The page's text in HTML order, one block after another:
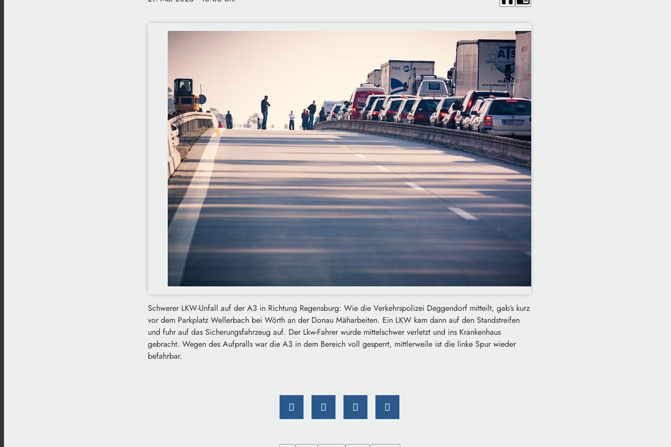
Schwerer LKW-Unfall auf der A3 in Richtung Regensburg: Wie die Verkehrspolizei Deggendorf mitteilt, gab’s kurz
vor dem Parkplatz Wellerbach bei Wörth an der Donau Mäharbeiten. Ein LKW kam dann auf den Standstreifen
und fuhr auf das Sicherungsfahrzeug auf. Der Lkw-Fahrer wurde mittelschwer verletzt und ins Krankenhaus
gebracht. Wegen des Aufpralls war die A3 in dem Bereich voll gesperrt, mittlerweile ist die linke Spur wieder
befahrbar.